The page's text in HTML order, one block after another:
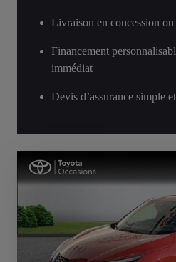
Livraison en concession
Financement
immédiat
Devis d’assurance simple